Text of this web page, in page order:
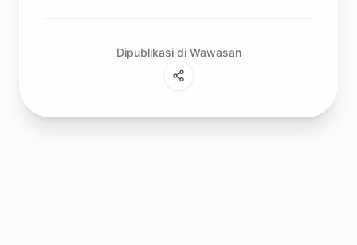
Dipublikasi di Wawasan